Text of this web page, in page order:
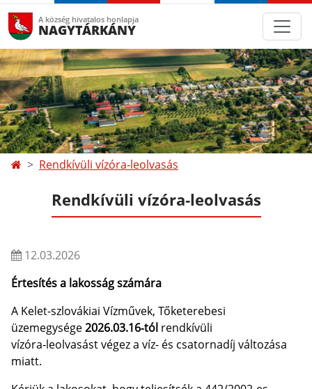
A község hivatalos honlapja
NAGYTÁRKÁNY
Rendkívüli vízóra‑leolvasás
Rendkívüli vízóra‑leolvasás
12.03.2026
Értesítés a lakosság számára
A Kelet-szlovákiai Vízművek, Tőketerebesi
üzemegysége2026.03.16‑tól rendkívüli
vízóra‑leolvasást végez a víz- és csatornadíj változása
miatt.